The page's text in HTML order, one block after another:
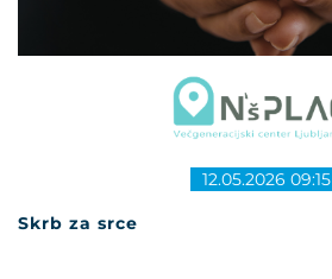
Skrb za srce
12.05.2026 09:15